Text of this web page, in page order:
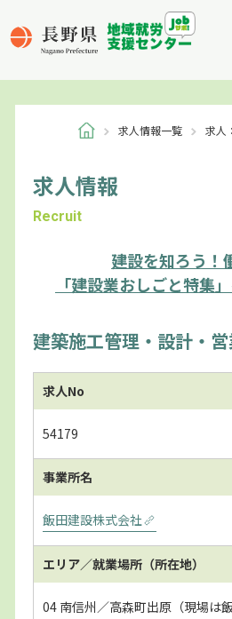
求人情報一覧 求人
求人情報
Recruit
建設を知ろう！
「建設業おしごと特集
建築施工管理・設計・
求人No
54179
事業所名
飯田建設株式会社
エリア／就業場所（所在地）
04 南信州／高森町出原（現場は